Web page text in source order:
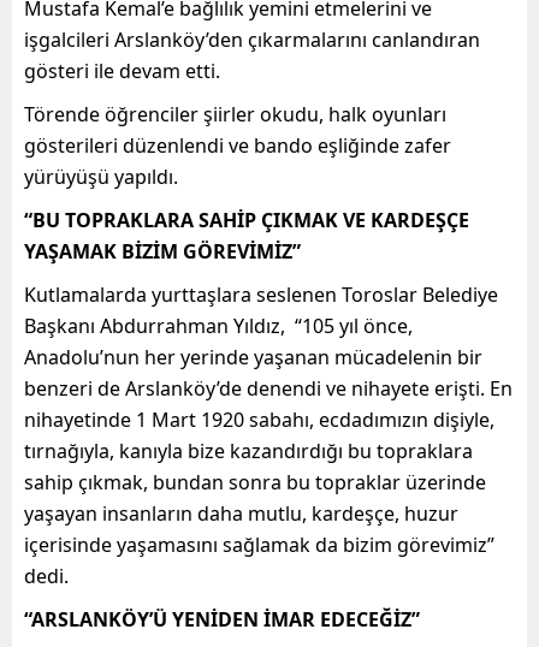
Mustafa Kemal’e bağlılık yemini etmelerini ve
işgalcileri Arslanköy’den çıkarmalarını canlandıran
gösteri ile devam etti.
Törende öğrenciler şiirler okudu, halk oyunları
gösterileri düzenlendi ve bando eşliğinde zafer
yürüyüşü yapıldı.
“BU TOPRAKLARA SAHİP ÇIKMAK VE KARDEŞÇE
YAŞAMAK BİZİM GÖREVİMİZ”
Kutlamalarda yurttaşlara seslenen Toroslar Belediye
Başkanı Abdurrahman Yıldız, “105 yıl önce,
Anadolu’nun her yerinde yaşanan mücadelenin bir
benzeri de Arslanköy’de denendi ve nihayete erişti. En
nihayetinde 1 Mart 1920 sabahı, ecdadımızın dişiyle,
tırnağıyla, kanıyla bize kazandırdığı bu topraklara
sahip çıkmak, bundan sonra bu topraklar üzerinde
yaşayan insanların daha mutlu, kardeşçe, huzur
içerisinde yaşamasını sağlamak da bizim görevimiz”
dedi.
“ARSLANKÖY’Ü YENİDEN İMAR EDECEĞİZ”